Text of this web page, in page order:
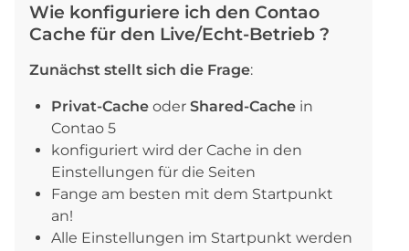
Wie konfiguriere ich den Contao
Cache für den Live/Echt-Betrieb ?
Zunächst stellt sich die Frage:
Privat-Cache oder Shared-Cache in
Contao 5
konfiguriert wird der Cache in den
Einstellungen für die Seiten
Fange am besten mit dem Startpunkt
an!
Alle Einstellungen im Startpunkt werden